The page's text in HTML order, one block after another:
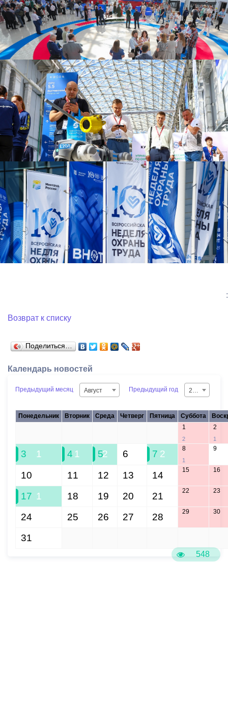
548
:
Возврат к списку
Поделиться…
Календарь новостей
Предыдущий месяц Август Предыдущий год 2026
Понедельник Вторник Среда Четверг Пятница Суббота
1
2
2
1
3 1 4 1 52 6 7 2 8
1
9
10 11 12 13 14 15 16
17 1 18 19 20 21 22 23
24 25 26 27 28 29 30
31